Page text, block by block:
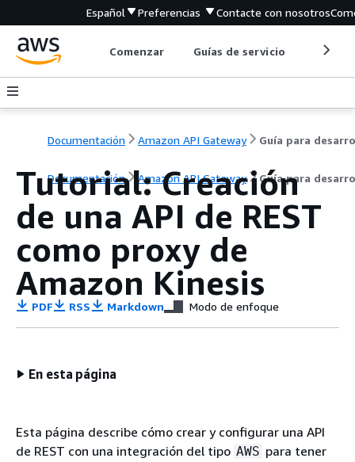
Español Preferencias Contacte con nosotros
Comenzar Guías de servicio
Documentación Amazon API Gateway
Documentación Amazon API Gateway Guía para
Tutorial: Creación
de una API de REST
como proxy de
Amazon Kinesis
PDF RSS Markdown Modo de enfoque
En esta página
Esta página describe cómo crear y configurar una API
de REST con una integración del tipo AWS para tener